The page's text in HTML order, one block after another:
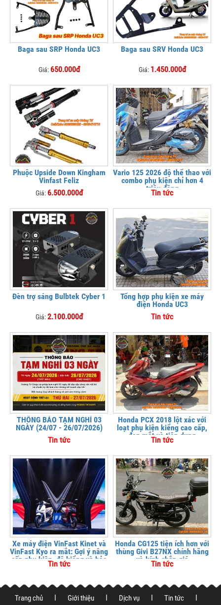
Baga sau SRP Honda UC3
Giá: 650.000đ
Baga sau SRV Honda UC3
Giá: 1.450.000đ
Phuộc Upside Down Kingham
Vinfast Feliz
Giá: 6.500.000đ
Vario 125 2026 độ thể thao với
combo phụ kiện chỉ hơn 4
triệu đồng
Tin tức
Đèn trợ sáng Bulbtek Cyber 1
Giá:2.100.000đ
Tổng hợp phụ kiện xe máy
điện Honda UC3
Tin tức
THÔNG BÁO TẠM NGHỈ 03
NGÀY (24/07 - 26/07/2026)
Tin tức
Honda PCX 2018 lột xác với
loạt phụ kiện kiểng cao cấp,
đẹp mắt và tiện dụng
Tin tức
Xe máy điện VinFast Kinet và
VinFast Kyo ra mắt: Gợi ý nâng
cấp phụ kiện, độ kiểng và bảo
vệ xe tại
Tin tức
Honda CG125 tiện ích hơn với
thùng Givi B27NX chính hãng
và kính chắn gió
Tin tức
Trang chủ Giới thiệu Dịch vụ Tin tức